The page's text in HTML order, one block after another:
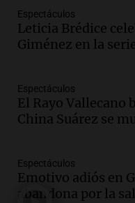
por accidentes
semestre del
Panorama Federal
Audio.
por
semestre de
Audio.
Reinheimer
mundial: "La
Espectáculos
Leticia Brédice
Giménez en la
Espectáculos
El Rayo Vallecano
China Suárez se
Espectáculos
Emotivo adiós en
abandona por la